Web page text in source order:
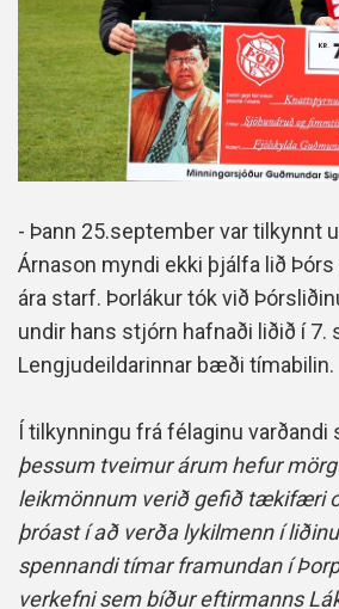
- Þann 25.september var tilkynnt
Árnason myndi ekki þjálfa lið
ára starf. Þorlákur tók við
undir hans stjórn hafnaði liðið í 7.
Lengjudeildarinnar bæði tímabilin.
Í tilkynningu frá félaginu varðandi
þessum tveimur árum hefur
leikmönnum verið gefið tækifæri
þróast í að verða lykilmenn í
spennandi tímar framundan í
verkefni sem bíður eftirmanns